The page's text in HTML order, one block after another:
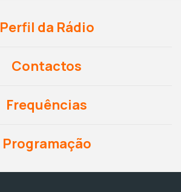
Perfil da Rádio
Contactos
Frequências
Programação